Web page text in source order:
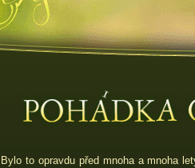
Bylo to opravdu před mnoha a mnoha